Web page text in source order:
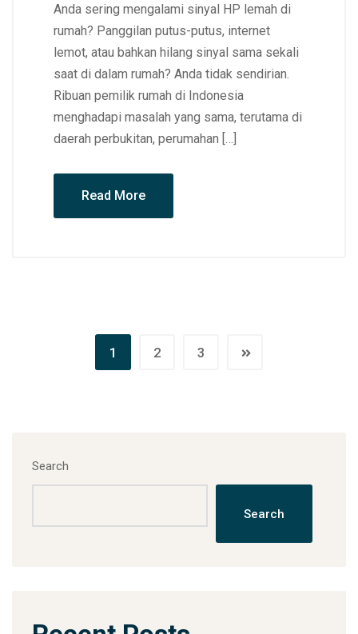
Anda sering mengalami sinyal HP lemah di
rumah? Panggilan putus-putus, internet
lemot, atau bahkan hilang sinyal sama sekali
saat di dalam rumah? Anda tidak sendirian.
Ribuan pemilik rumah di Indonesia
menghadapi masalah yang sama, terutama di
daerah perbukitan, perumahan […]
Read More
1 2 3
Search
Search